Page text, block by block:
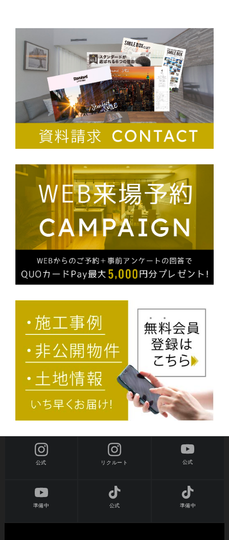
公式 リクルート 公式
準備中 公式 準備中